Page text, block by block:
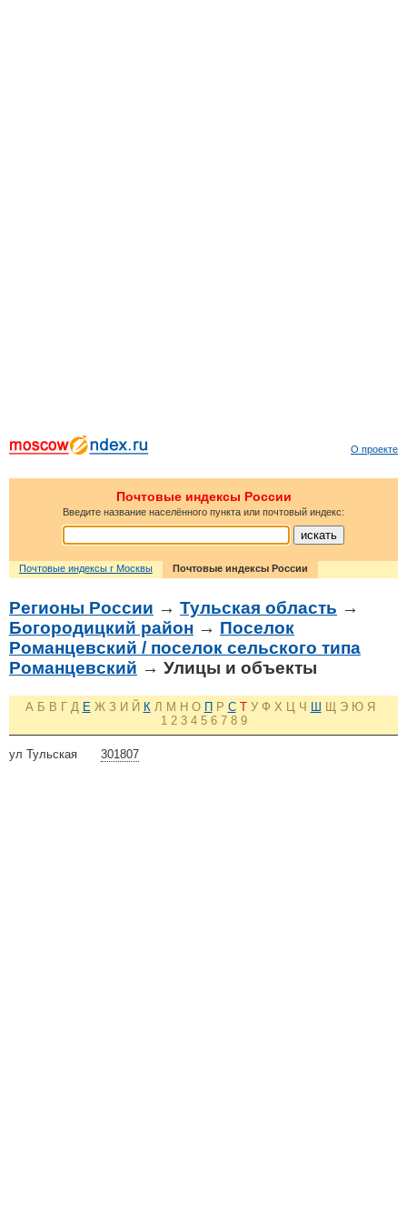
О проекте
Почтовые индексы России
Введите название населённого пункта или почтовый индекс:
Почтовые индексы г Москвы Почтовые индексы России
Регионы России → Тульская область →
Богородицкий район → Поселок
Романцевский / поселок сельского типа
Романцевский → Улицы и объекты
А Б В Г Д Е Ж З И Й К Л М Н О П Р С Т У Ф Х Ц Ч Ш Щ Э Ю Я
1 2 3 4 5 6 7 8 9
301807
ул Тульская